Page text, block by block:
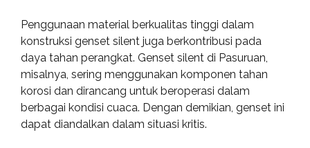
Penggunaan material berkualitas tinggi dalam
konstruksi genset silent juga berkontribusi pada
daya tahan perangkat. Genset silent di Pasuruan,
misalnya, sering menggunakan komponen tahan
korosi dan dirancang untuk beroperasi dalam
berbagai kondisi cuaca. Dengan demikian, genset ini
dapat diandalkan dalam situasi kritis.